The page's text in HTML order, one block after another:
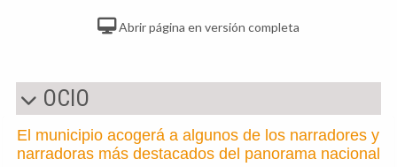
Abrir página en versión completa
OCIO
El municipio acogerá a algunos de los narradores y
narradoras más destacados del panorama nacional